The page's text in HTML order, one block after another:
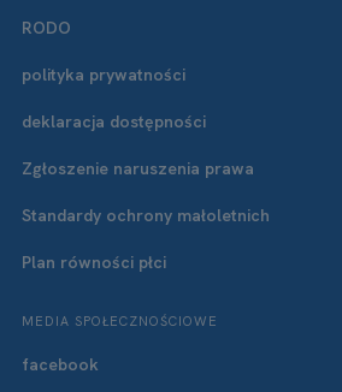
RODO
polityka prywatności
deklaracja dostępności
Zgłoszenie naruszenia prawa
Standardy ochrony małoletnich
Plan równości płci
MEDIA SPOŁECZNOŚCIOWE
facebook